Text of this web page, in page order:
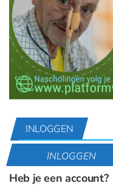
INLOGGEN
INLOGGEN
Heb je een account?